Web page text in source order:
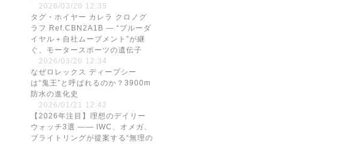
2026/03/20 12:35
タグ・ホイヤー カレラ クロノグ
ラフ Ref.CBN2A1B — “ブルーダ
イヤル＋自社ムーブメント”が継
ぐ、モータースポーツの遺伝子
2026/03/20 12:34
なぜロレックス ディープシー
は“鬼王”と呼ばれるのか？3900m
防水の進化史
2026/01/21 12:42
【2026年注目】理想のデイリー
ウォッチ3選 —— IWC、オメガ、
ブライトリングが提案する“無理の